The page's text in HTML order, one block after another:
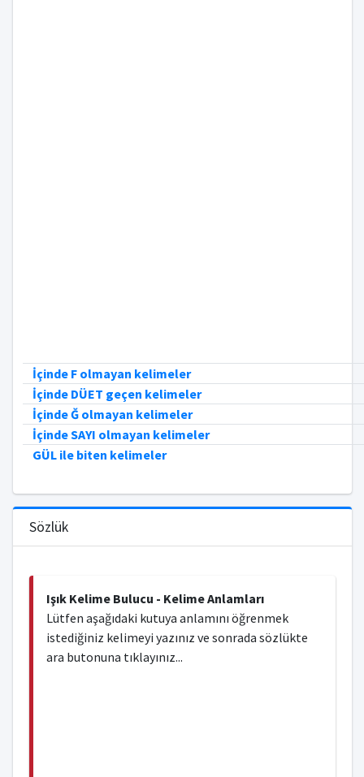
İçinde F olmayan kelimeler
İçinde DÜET geçen kelimeler
İçinde Ğ olmayan kelimeler
İçinde SAYI olmayan kelimeler
GÜL ile biten kelimeler
Sözlük
Işık Kelime Bulucu - Kelime Anlamları
Lütfen aşağıdaki kutuya anlamını öğrenmek
istediğiniz kelimeyi yazınız ve sonrada sözlükte
ara butonuna tıklayınız...